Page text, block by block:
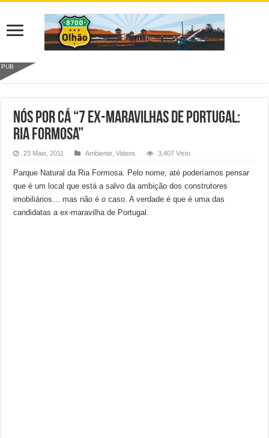
PUB
NÓS POR CÁ “7 EX-MARAVILHAS DE PORTUGAL:
RIA FORMOSA”
23 Maio, 2011 Ambiente ,Videos 3,407 Visto
Parque Natural da Ria Formosa. Pelo nome, até poderíamos pensar
que é um local que está a salvo da ambição dos construtores
imobiliários… mas não é o caso. A verdade é que é uma das
candidatas a ex-maravilha de Portugal.